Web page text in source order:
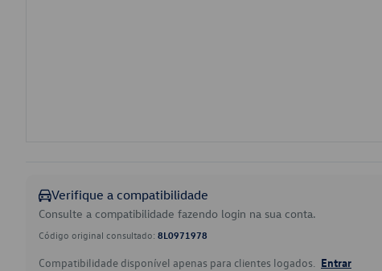
Verifique a compatibilidade
Consulte a compatibilidade fazendo login na sua conta.
Código original consultado: 8L0971978
Compatibilidade disponível apenas para clientes logados. Entrar